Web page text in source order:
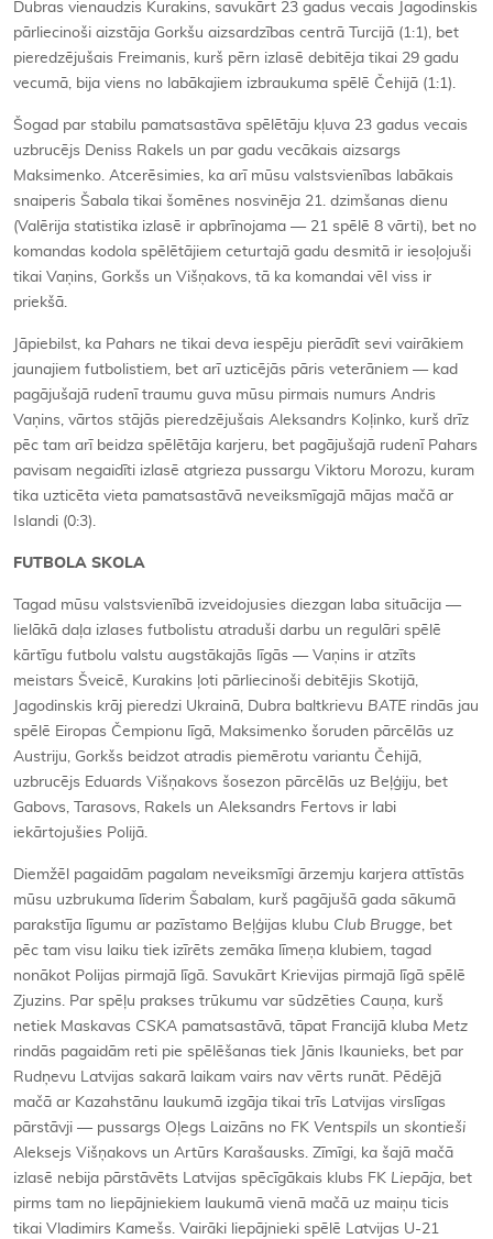
Dubras vienaudzis Kurakins, savukārt 23 gadus vecais Jagodinskis
pārliecinoši aizstāja Gorkšu aizsardzības centrā Turcijā (1:1), bet
pieredzējušais Freimanis, kurš pērn izlasē debitēja tikai 29 gadu
vecumā, bija viens no labākajiem izbraukuma spēlē Čehijā (1:1).
Šogad par stabilu pamatsastāva spēlētāju kļuva 23 gadus vecais
uzbrucējs Deniss Rakels un par gadu vecākais aizsargs
Maksimenko. Atcerēsimies, ka arī mūsu valstsvienības labākais
snaiperis Šabala tikai šomēnes nosvinēja 21. dzimšanas dienu
(Valērija statistika izlasē ir apbrīnojama — 21 spēlē 8 vārti), bet no
komandas kodola spēlētājiem ceturtajā gadu desmitā ir iesoļojuši
tikai Vaņins, Gorkšs un Višņakovs, tā ka komandai vēl viss ir
priekšā.
Jāpiebilst, ka Pahars ne tikai deva iespēju pierādīt sevi vairākiem
jaunajiem futbolistiem, bet arī uzticējās pāris veterāniem — kad
pagājušajā rudenī traumu guva mūsu pirmais numurs Andris
Vaņins, vārtos stājās pieredzējušais Aleksandrs Koļinko, kurš drīz
pēc tam arī beidza spēlētāja karjeru, bet pagājušajā rudenī Pahars
pavisam negaidīti izlasē atgrieza pussargu Viktoru Morozu, kuram
tika uzticēta vieta pamatsastāvā neveiksmīgajā mājas mačā ar
Islandi (0:3).
FUTBOLA SKOLA
Tagad mūsu valstsvienībā izveidojusies diezgan laba situācija —
lielākā daļa izlases futbolistu atraduši darbu un regulāri spēlē
kārtīgu futbolu valstu augstākajās līgās — Vaņins ir atzīts
meistars Šveicē, Kurakins ļoti pārliecinoši debitējis Skotijā,
Jagodinskis krāj pieredzi Ukrainā, Dubra baltkrievu BATE rindās jau
spēlē Eiropas Čempionu līgā, Maksimenko šoruden pārcēlās uz
Austriju, Gorkšs beidzot atradis piemērotu variantu Čehijā,
uzbrucējs Eduards Višņakovs šosezon pārcēlās uz Beļģiju, bet
Gabovs, Tarasovs, Rakels un Aleksandrs Fertovs ir labi
iekārtojušies Polijā.
Diemžēl pagaidām pagalam neveiksmīgi ārzemju karjera attīstās
mūsu uzbrukuma līderim Šabalam, kurš pagājušā gada sākumā
parakstīja līgumu ar pazīstamo Beļģijas klubu Club Brugge, bet
pēc tam visu laiku tiek izīrēts zemāka līmeņa klubiem, tagad
nonākot Polijas pirmajā līgā. Savukārt Krievijas pirmajā līgā spēlē
Zjuzins. Par spēļu prakses trūkumu var sūdzēties Cauņa, kurš
netiek Maskavas CSKA pamatsastāvā, tāpat Francijā kluba Metz
rindās pagaidām reti pie spēlēšanas tiek Jānis Ikaunieks, bet par
Rudņevu Latvijas sakarā laikam vairs nav vērts runāt. Pēdējā
mačā ar Kazahstānu laukumā izgāja tikai trīs Latvijas virslīgas
pārstāvji — pussargs Oļegs Laizāns no FK Ventspils un skontieši
Aleksejs Višņakovs un Artūrs Karašausks. Zīmīgi, ka šajā mačā
izlasē nebija pārstāvēts Latvijas spēcīgākais klubs FK Liepāja, bet
pirms tam no liepājniekiem laukumā vienā mačā uz maiņu ticis
tikai Vladimirs Kamešs. Vairāki liepājnieki spēlē Latvijas U-21